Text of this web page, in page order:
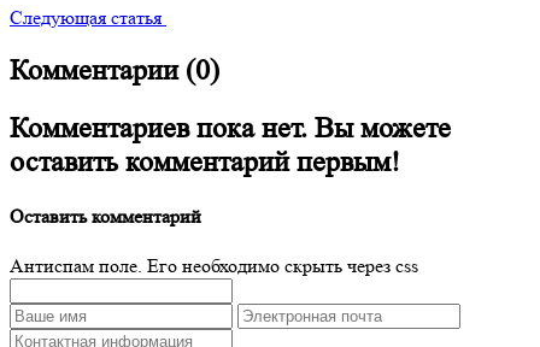
Следующая статья
Комментарии (0)
Комментариев пока нет. Вы можете
оставить комментарий первым!
Оставить комментарий
Антиспам поле. Его необходимо скрыть через css